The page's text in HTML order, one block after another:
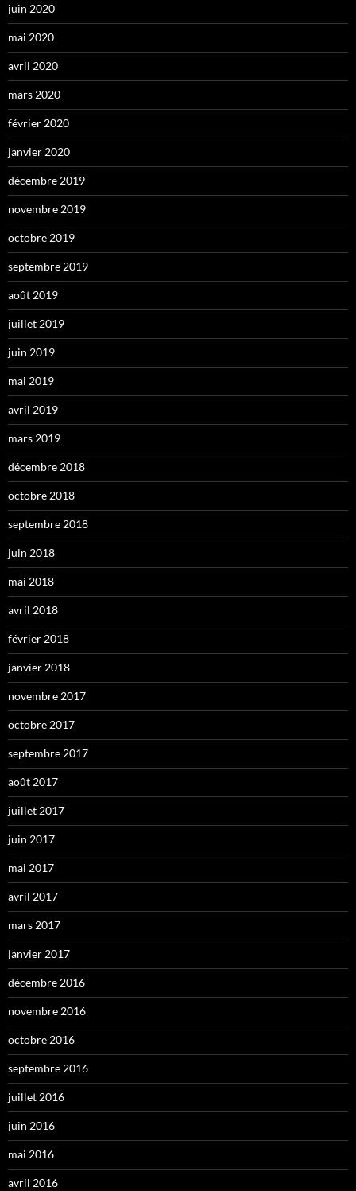
juin 2020
mai 2020
avril 2020
mars 2020
février 2020
janvier 2020
décembre 2019
novembre 2019
octobre 2019
septembre 2019
août 2019
juillet 2019
juin 2019
mai 2019
avril 2019
mars 2019
décembre 2018
octobre 2018
septembre 2018
juin 2018
mai 2018
avril 2018
février 2018
janvier 2018
novembre 2017
octobre 2017
septembre 2017
août 2017
juillet 2017
juin 2017
mai 2017
avril 2017
mars 2017
janvier 2017
décembre 2016
novembre 2016
octobre 2016
septembre 2016
juillet 2016
juin 2016
mai 2016
avril 2016